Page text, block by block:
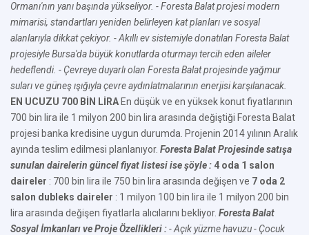
Ormanı'nın yanı başında yükseliyor. - Foresta Balat projesi modern
mimarisi, standartları yeniden belirleyen kat planları ve sosyal
alanlarıyla dikkat çekiyor. - Akıllı ev sistemiyle donatılan Foresta Balat
projesiyle Bursa'da büyük konutlarda oturmayı tercih eden aileler
hedeflendi. - Çevreye duyarlı olan Foresta Balat projesinde yağmur
suları ve güneş ışığıyla çevre aydınlatmalarının enerjisi karşılanacak.
EN UCUZU 700 BİN LİRA En düşük ve en yüksek konut fiyatlarının
700 bin lira ile 1 milyon 200 bin lira arasında değiştiği Foresta Balat
projesi banka kredisine uygun durumda. Projenin 2014 yılının Aralık
ayında teslim edilmesi planlanıyor. Foresta Balat Projesinde satışa
sunulan dairelerin güncel fiyat listesi ise şöyle : 4 oda 1 salon
daireler : 700 bin lira ile 750 bin lira arasında değişen ve 7 oda 2
salon dubleks daireler : 1 milyon 100 bin lira ile 1 milyon 200 bin
lira arasında değişen fiyatlarla alıcılarını bekliyor. Foresta Balat
Sosyal İmkanları ve Proje Özellikleri :- Açık yüzme havuzu- Çocuk